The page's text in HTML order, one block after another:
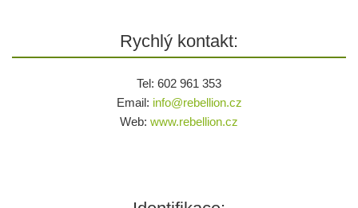
Rychlý kontakt:
Tel: 602 961 353
Email: info@rebellion.cz
Web: www.rebellion.cz